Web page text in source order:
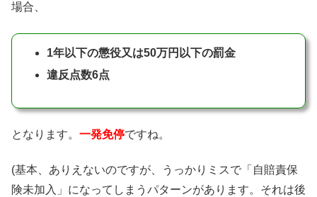
場合、
1年以下の懲役又は50万円以下の罰金
違反点数6点
となります。 一発免停ですね。
(基本、ありえないのですが、うっかりミスで「自賠責保
険未加入」になってしまうパターンがあります。それは後